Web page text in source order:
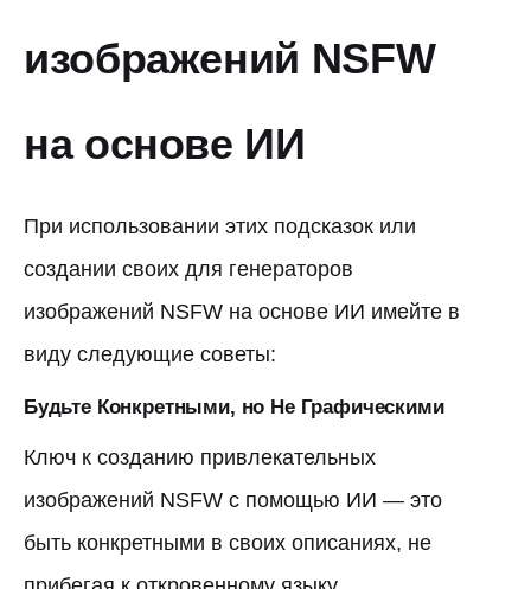
изображений NSFW
на основе ИИ
При использовании этих подсказок или
создании своих для генераторов
изображений NSFW на основе ИИ имейте в
виду следующие советы:
Будьте Конкретными, но Не Графическими
Ключ к созданию привлекательных
изображений NSFW с помощью ИИ — это
быть конкретными в своих описаниях, не